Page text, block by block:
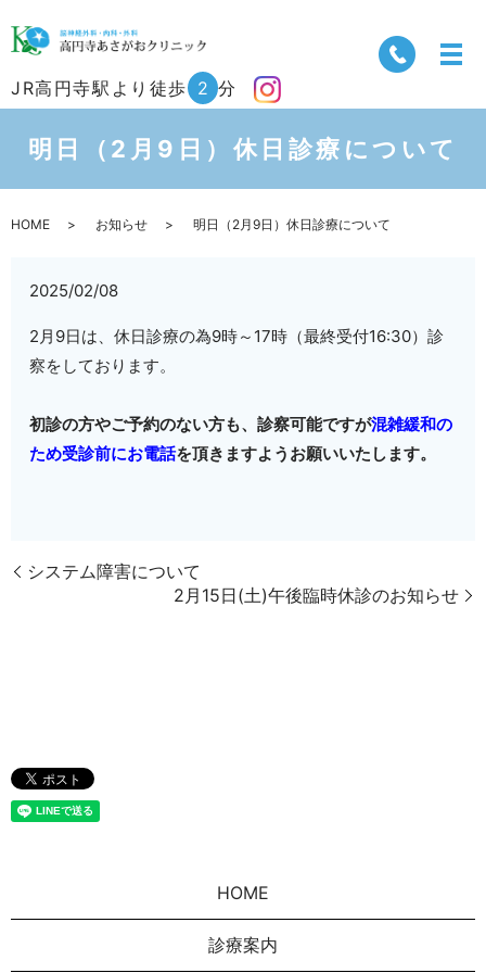
JR高円寺駅より徒歩 2 分
明日（2月9日）休日診療について
HOME お知らせ 明日（2月9日）休日診療について
2025/02/08
2月9日は、休日診療の為9時～17時（最終受付16:30）診
察をしております。
初診の方やご予約のない方も、診察可能ですが混雑緩和の
ため受診前にお電話を頂きますようお願いいたします。
システム障害について
2月15日(土)午後臨時休診のお知らせ
HOME
診療案内